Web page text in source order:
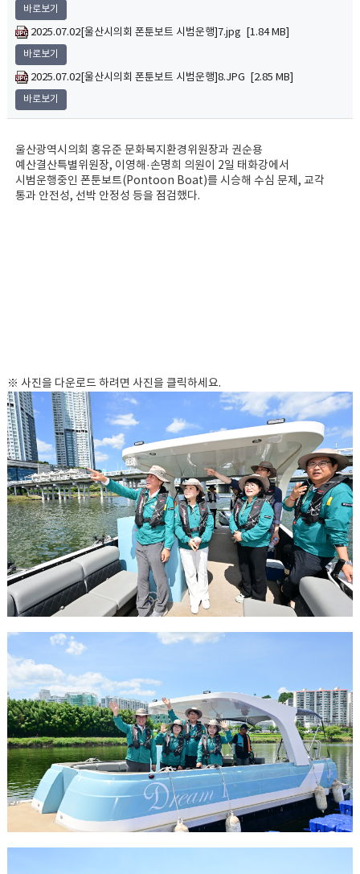
바로보기
2025.07.02[울산시의회 폰툰보트 시범운행]7.jpg [1.84 MB]
바로보기
2025.07.02[울산시의회 폰툰보트 시범운행]8.JPG [2.85 MB]
바로보기
울산광역시의회 홍유준 문화복지환경위원장과 권순용
예산결산특별위원장, 이영해·손명희 의원이 2일 태화강에서
시범운행중인 폰툰보트(Pontoon Boat)를 시승해 수심 문제, 교각
통과 안전성, 선박 안정성 등을 점검했다.
※ 사진을 다운로드 하려면 사진을 클릭하세요.